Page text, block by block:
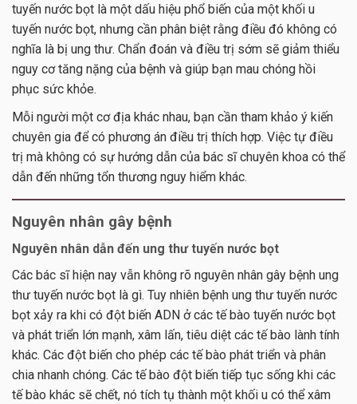
tuyến nước bọt là một dấu hiệu phổ biến của một khối u
tuyến nước bọt, nhưng cần phân biệt rằng điều đó không có
nghĩa là bị ung thư. Chẩn đoán và điều trị sớm sẽ giảm thiểu
nguy cơ tăng nặng của bệnh và giúp bạn mau chóng hồi
phục sức khỏe.
Mỗi người một cơ địa khác nhau, bạn cần tham khảo ý kiến
chuyên gia để có phương án điều trị thích hợp. Việc tự điều
trị mà không có sự hướng dẫn của bác sĩ chuyên khoa có thể
dẫn đến những tổn thương nguy hiểm khác.
Nguyên nhân gây bệnh
Nguyên nhân dẫn đến ung thư tuyến nước bọt
Các bác sĩ hiện nay vẫn không rõ nguyên nhân gây bệnh ung
thư tuyến nước bọt là gì. Tuy nhiên bệnh ung thư tuyến nước
bọt xảy ra khi có đột biến ADN ở các tế bào tuyến nước bọt
và phát triển lớn mạnh, xâm lấn, tiêu diệt các tế bào lành tính
khác. Các đột biến cho phép các tế bào phát triển và phân
chia nhanh chóng. Các tế bào đột biến tiếp tục sống khi các
tế bào khác sẽ chết, nó tích tụ thành một khối u có thể xâm